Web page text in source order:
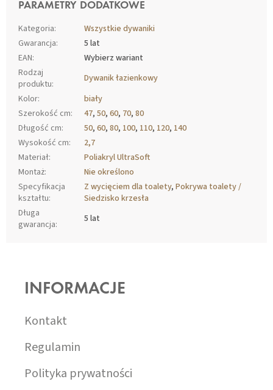
PARAMETRY DODATKOWE
Kategoria:
Wszystkie dywaniki
Gwarancja:
5 lat
EAN:
Wybierz wariant
Rodzaj
produktu:
Dywanik łazienkowy
Kolor:
biały
Szerokość cm: 47, 50, 60, 70, 80
Długość cm: 50, 60, 80, 100, 110, 120, 140
Wysokość cm:
2,7
Materiał:
Poliakryl UltraSoft
Montaż:
Nie określono
Specyfikacja
kształtu:
Z wycięciem dla toalety, Pokrywa toalety /
Siedzisko krzesła
Długa
gwarancja: 5 lat
INFORMACJE
Kontakt
Regulamin
Polityka prywatności